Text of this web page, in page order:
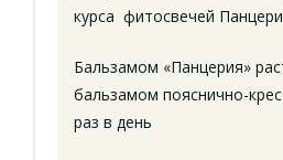
курса фитосвечей
Бальзамом «Панцерия»
бальзамом пояснично-
раз в день